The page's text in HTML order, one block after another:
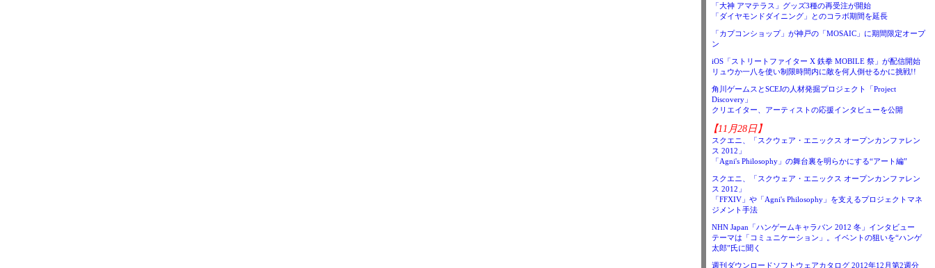
「大神 アマテラス」グッズ3種の再受注が開始
「ダイヤモンドダイニング」とのコラボ期間を延長
「カプコンショップ」が神戸の「MOSAIC」に期間限定オープ
ン
iOS「ストリートファイター X 鉄拳 MOBILE 祭」が配信開始
リュウか一八を使い制限時間内に敵を何人倒せるかに挑戦!!
角川ゲームスとSCEJの人材発掘プロジェクト「Project
Discovery」
クリエイター、アーティストの応援インタビューを公開
【11月28日】
スクエニ、「スクウェア・エニックス オープンカンファレン
ス 2012」
「Agni's Philosophy」の舞台裏を明らかにする“アート編”
スクエニ、「スクウェア・エニックス オープンカンファレン
ス 2012」
「FFXIV」や「Agni's Philosophy」を支えるプロジェクトマネ
ジメント手法
NHN Japan「ハンゲームキャラバン 2012 冬」インタビュー
テーマは「コミュニケーション」。イベントの狙いを“ハンゲ
太郎”氏に聞く
週刊ダウンロードソフトウェアカタログ 2012年12月第2週分